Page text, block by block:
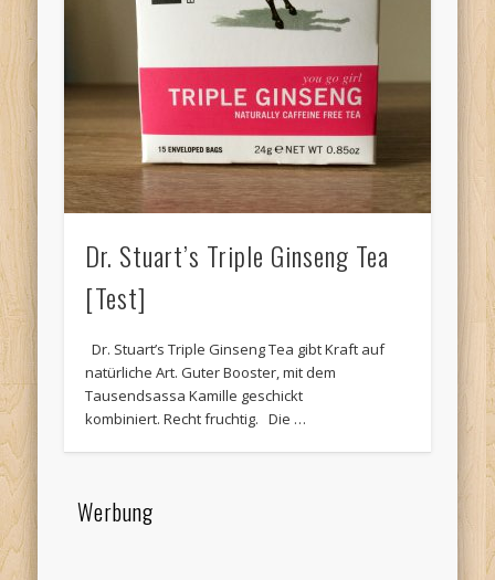
Dr. Stuart’s Triple Ginseng Tea
[Test]
Dr. Stuart’s Triple Ginseng Tea gibt Kraft auf
natürliche Art. Guter Booster, mit dem
Tausendsassa Kamille geschickt
kombiniert. Recht fruchtig. Die …
Werbung